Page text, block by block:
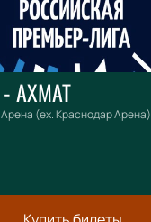
АХМАТ
(ex. Краснодар Арена)